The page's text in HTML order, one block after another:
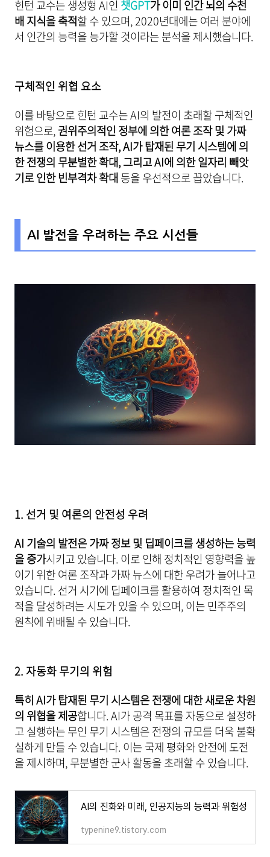
힌턴 교수는 생성형 AI인 챗GPT가 이미 인간 뇌의 수천
배 지식을 축적할 수 있으며, 2020년대에는 여러 분야에
서 인간의 능력을 능가할 것이라는 분석을 제시했습니다.
구체적인 위협 요소
이를 바탕으로 힌턴 교수는 AI의 발전이 초래할 구체적인
위험으로,권위주의적인 정부에 의한 여론 조작 및 가짜
뉴스를 이용한 선거 조작, AI가 탑재된 무기 시스템에 의
한 전쟁의 무분별한 확대, 그리고 AI에 의한 일자리 빼앗
기로 인한 빈부격차 확대등을 우선적으로 꼽았습니다.
AI 발전을 우려하는 주요 시선들
1. 선거 및 여론의 안전성 우려
AI 기술의 발전은 가짜 정보 및 딥페이크를 생성하는 능력
을 증가시키고 있습니다. 이로 인해 정치적인 영향력을 높
이기 위한 여론 조작과 가짜 뉴스에 대한 우려가 늘어나고
있습니다. 선거 시기에 딥페이크를 활용하여 정치적인 목
적을 달성하려는 시도가 있을 수 있으며, 이는 민주주의
원칙에 위배될 수 있습니다.
2. 자동화 무기의 위험
특히 AI가 탑재된 무기 시스템은 전쟁에 대한 새로운 차원
의 위협을 제공합니다. AI가 공격 목표를 자동으로 설정하
고 실행하는 무인 무기 시스템은 전쟁의 규모를 더욱 불확
실하게 만들 수 있습니다. 이는 국제 평화와 안전에 도전
을 제시하며, 무분별한 군사 활동을 초래할 수 있습니다.
AI의 진화와 미래, 인공지능의 능력과 위험성
typenine9.tistory.com